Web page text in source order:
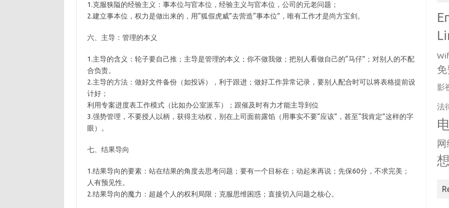
1.克服狭隘的经验主义：事本位与官本位，经验主义与官本位，公司的元老问题；
2.建立事本位，权力是做出来的，用“狐假虎威”去营造“事本位”，唯有工作才是尚方宝剑。
六、主导：管理的本义
1.主导的含义：轮子要自己推；主导是管理的本义；你不做我做；把别人看做自己的“马仔”；对别人的不配
合负责。
2.主导的方法：做好文件备份（如投诉），利于跟进；做好工作异常记录，要别人配合时可以将表格提前设
计好；
利用专案进度表工作模式（比如办公室派车）；跟催及时有力才能主导到位
3.强势管理，不要授人以柄，获得主动权，别在上司面前露馅（用事实不要“应该”，甚至“我肯定”这样的字
眼）。
七、结果导向
1.结果导向的要素：站在结果的角度去思考问题；要有一个目标在；动起来再说；先保60分，不求完美；
人有预见性。
2.结果导向的魔力：超越个人的权利局限；克服思维困惑；直接切入问题之核心。
影
法